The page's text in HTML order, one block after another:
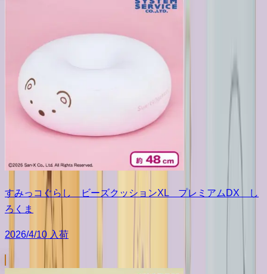
すみっコぐらし ビーズクッションXL プレミアムDX し
ろくま
2026/4/10 入荷